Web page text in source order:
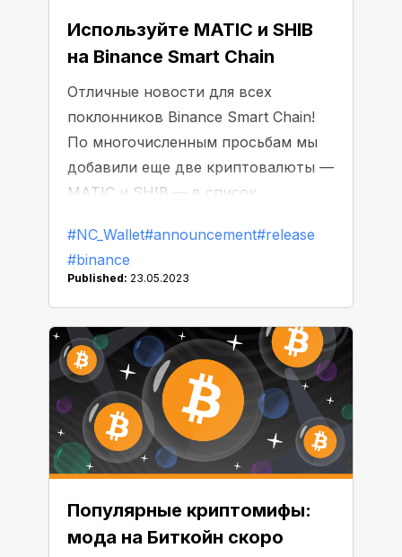
Используйте MATIC и SHIB
на Binance Smart Chain
Отличные новости для всех
поклонников Binance Smart Chain!
По многочисленным просьбам мы
добавили еще две криптовалюты —
MATIC и SHIB — в список
Теперь вы можете совершать
транзакции без комиссии с этими
#NC_Wallet#announcement#release
#binance
Published: 23.05.2023
Популярные криптомифы:
мода на Биткойн скоро